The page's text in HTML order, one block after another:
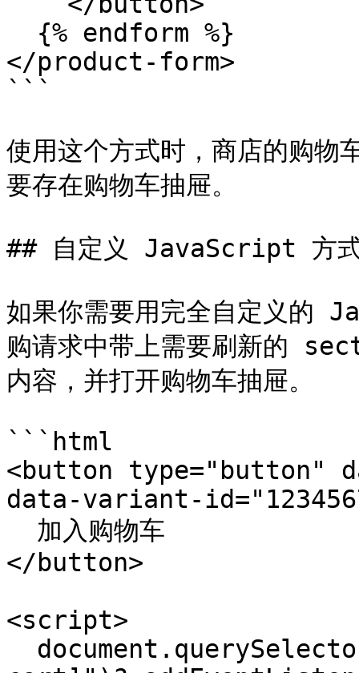
</product-form>
```
使用这个方式时，商店的购物
要存在购物车抽屉。
## 自定义 JavaScript 方
如果你需要用完全自定义
购请求中带上需要刷新的
内容，并打开购物车抽屉。
```html
<button type="button"
data-variant-
</button>
<script>